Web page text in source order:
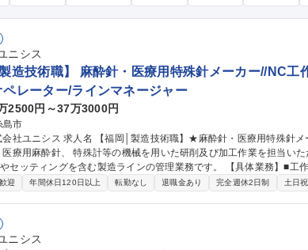
ニシス
製造技術職】 麻酔針・医療用特殊針メーカー//NC工
ペレーター/ラインマネージャー
2500円～37万3000円
島市
】★麻酔針・医療用特殊針メーカー//NC工作機械/転勤なし
療用麻酔針、 特殊計等の機械を用いた研削及び加工作業を担当い
ングを含む製造ラインの管理業務です。 【具体業務】■工作機械の操作＜プログラミング/
グ含む＞ による研削加工作業■製造ラインの管理■すべて国内製造にこ
療用特殊針メーカー//NC工作機械/転勤なし
迎 年間休日120日以上 転勤なし 退職金あり 完全週休2日制 土日
ニシス